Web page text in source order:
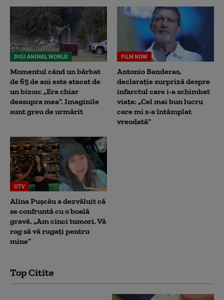
DIGI ANIMAL WORLD
Momentul când un bărbat
de 65 de ani este atacat de
un bizon: „Era chiar
deasupra mea”. Imaginile
sunt greu de urmărit
FILM NOW
Antonio Banderas,
declarație surpriză despre
infarctul care i-a schimbat
viața: „Cel mai bun lucru
care mi s-a întâmplat
vreodată”
UTV
Alina Pușcău a dezvăluit că
se confruntă cu o boală
gravă. „Am cinci tumori. Vă
rog să vă rugați pentru
mine”
Top Citite